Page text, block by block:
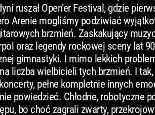
ruszał Open’er Festival, gdzie
Arenie mogliśmy podziwiać
brzmień. Zaskakujący
oraz legendy rockowej sceny lat
gimnastyki. I mimo lekkich
liczba wielbicieli tych brzmień. I
pełne kompletnie innych
powiedzieć. Chłodne, robotyczne
bo choć zagrali zwarty,